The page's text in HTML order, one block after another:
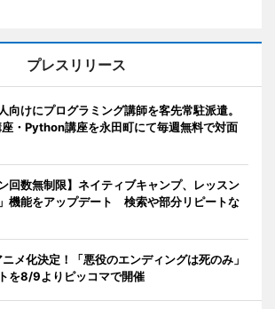
プレスリリース
向けにプログラミング講師を客先常駐派遣。
・Python講座を永田町にて毎週無料で対面
回数無制限】ネイティブキャンプ、レッスン
機能をアップデート 検索や部分リピートな
メ化決定！「悪役のエンディングは死のみ」
を8/9よりピッコマで開催